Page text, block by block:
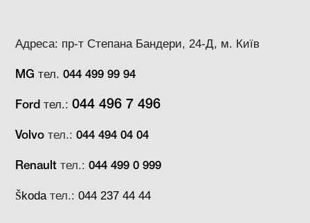
Адреса: пр-т Степана Бандери, 24-Д, м. Київ
MG тел. 044 499 99 94
Ford тел.: 044 496 7 496
Volvo тел.: 044 494 04 04
Renault тел.: 044 499 0 999
Škoda тел.: 044 237 44 44